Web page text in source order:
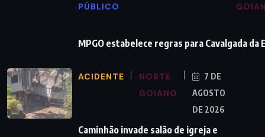
PÚBLICO
MPGO estabelece regras para Cavalgada
ACIDENTE
NORTE
GOIANO
7 DE
AGOSTO
DE 2026
Caminhão invade salão de igreja e